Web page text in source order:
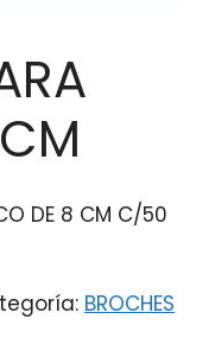
DE 8 CM C/50
BROCHES